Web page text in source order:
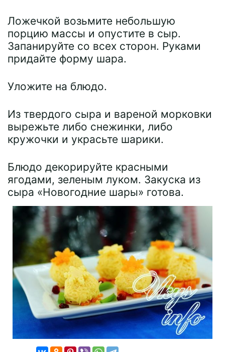
Ложечкой возьмите небольшую
порцию массы и опустите в сыр.
Запанируйте со всех сторон. Руками
придайте форму шара.
Уложите на блюдо.
Из твердого сыра и вареной морковки
вырежьте либо снежинки, либо
кружочки и украсьте шарики.
Блюдо декорируйте красными
ягодами, зеленым луком. Закуска из
сыра «Новогодние шары» готова.